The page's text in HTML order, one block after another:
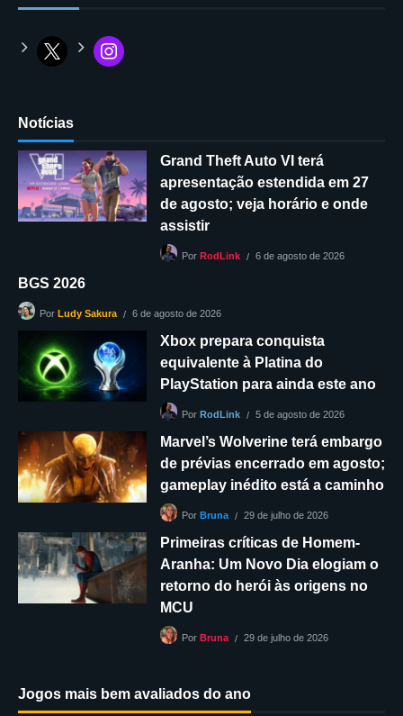
Notícias
Grand Theft Auto VI terá
apresentação estendida em 27
de agosto; veja horário e onde
assistir
Por RodLink 6 de agosto de 2026
BGS 2026
Por Ludy Sakura 6 de agosto de 2026
Xbox prepara conquista
equivalente à Platina do
PlayStation para ainda este ano
Por RodLink 5 de agosto de 2026
Marvel’s Wolverine terá embargo
de prévias encerrado em agosto;
gameplay inédito está a caminho
Por Bruna 29 de julho de 2026
Primeiras críticas de Homem-
Aranha: Um Novo Dia elogiam o
retorno do herói às origens no
MCU
Por Bruna 29 de julho de 2026
Jogos mais bem avaliados do ano